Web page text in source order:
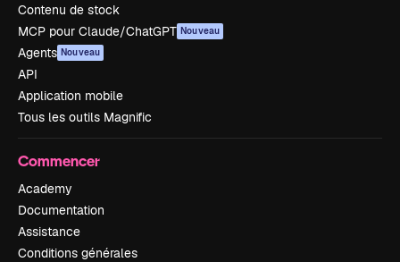
Contenu de stock
MCP pour Claude/ChatGPT Nouveau
Agents Nouveau
API
Application mobile
Tous les outils Magnific
Commencer
Academy
Documentation
Assistance
Conditions générales